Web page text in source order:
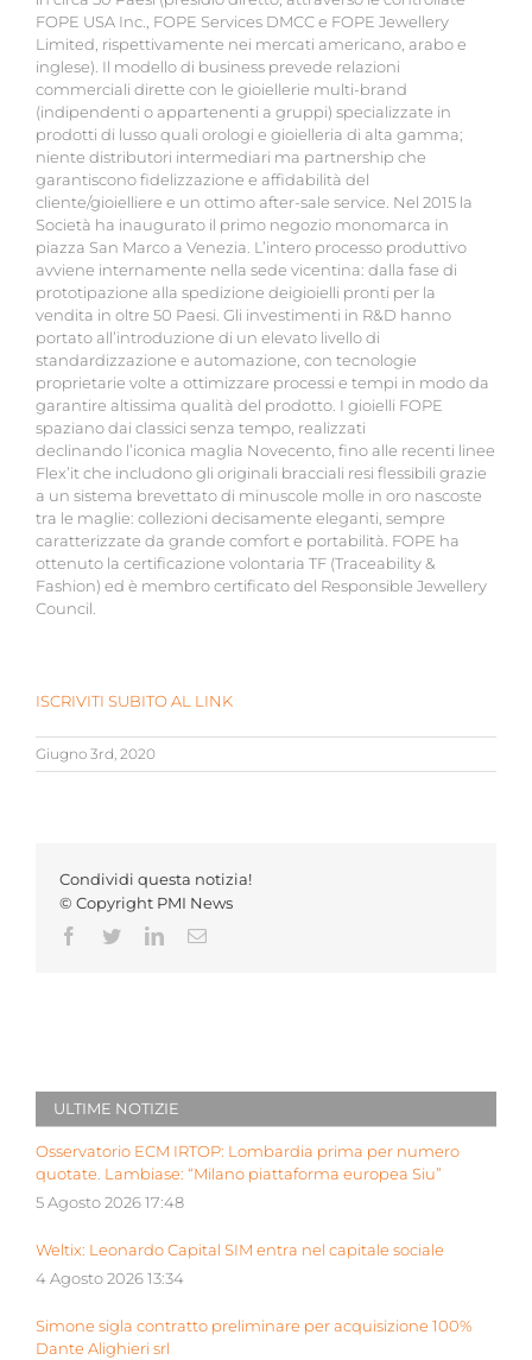
FOPE USA Inc., FOPE Services DMCC e FOPE Jewellery
Limited, rispettivamente nei mercati americano, arabo e
inglese). Il modello di business prevede relazioni
commerciali dirette con le gioiellerie multi-brand
(indipendenti o appartenenti a gruppi) specializzate in
prodotti di lusso quali orologi e gioielleria di alta gamma;
niente distributori intermediari ma partnership che
garantiscono fidelizzazione e affidabilità del
cliente/gioielliere e un ottimo after-sale service. Nel 2015 la
Società ha inaugurato il primo negozio monomarca in
piazza San Marco a Venezia. L’intero processo produttivo
avviene internamente nella sede vicentina: dalla fase di
prototipazione alla spedizione deigioielli pronti per la
vendita in oltre 50 Paesi. Gli investimenti in R&D hanno
portato all’introduzione di un elevato livello di
standardizzazione e automazione, con tecnologie
proprietarie volte a ottimizzare processi e tempi in modo da
garantire altissima qualità del prodotto. I gioielli FOPE
spaziano dai classici senza tempo, realizzati
declinando l’iconica maglia Novecento, fino alle recenti linee
Flex’it che includono gli originali bracciali resi flessibili grazie
a un sistema brevettato di minuscole molle in oro nascoste
tra le maglie: collezioni decisamente eleganti, sempre
caratterizzate da grande comfort e portabilità. FOPE ha
ottenuto la certificazione volontaria TF (Traceability &
Fashion) ed è membro certificato del Responsible Jewellery
Council.
ISCRIVITI SUBITO AL LINK
Giugno 3rd, 2020
Condividi questa notizia!
© Copyright PMI News
Facebook
TwitterLinkedInEmail
ULTIME NOTIZIE
Osservatorio ECM IRTOP: Lombardia prima per numero
quotate. Lambiase: “Milano piattaforma europea Siu”
5 Agosto 2026 17:48
Weltix: Leonardo Capital SIM entra nel capitale sociale
4 Agosto 2026 13:34
Simone sigla contratto preliminare per acquisizione 100%
Dante Alighieri srl